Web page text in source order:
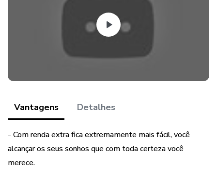
Vantagens Detalhes
- Com renda extra fica extremamente mais fácil, você
alcançar os seus sonhos que com toda certeza você
merece.